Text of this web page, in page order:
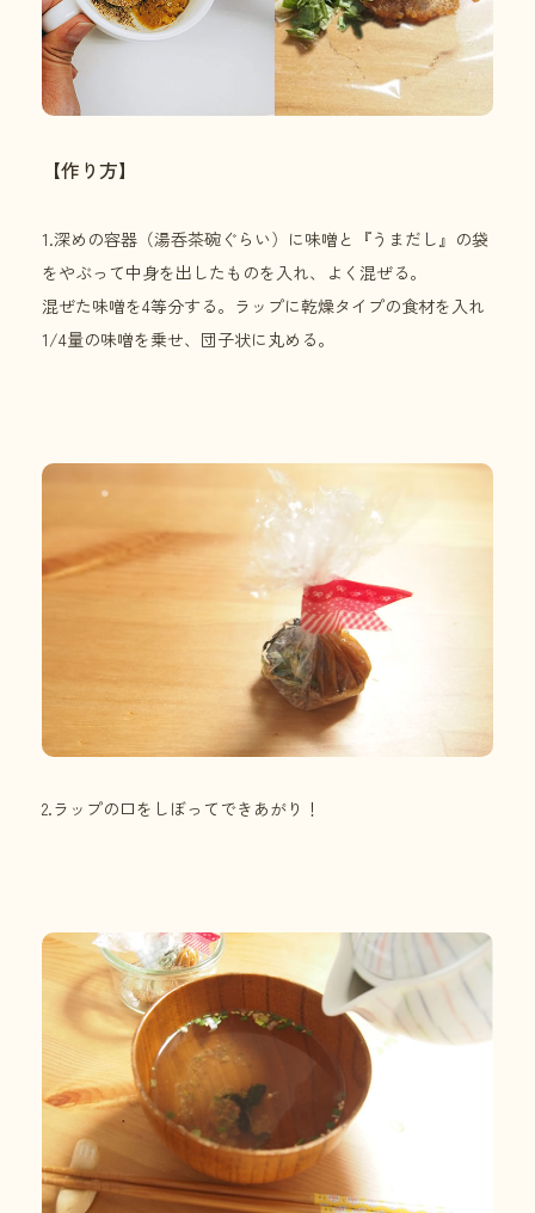
【作り方】
1.深めの容器（湯呑茶碗ぐらい）に味噌と『うまだし』の袋
をやぶって中身を出したものを入れ、よく混ぜる。
混ぜた味噌を4等分する。ラップに乾燥タイプの食材を入れ
1/4量の味噌を乗せ、団子状に丸める。
2.ラップの口をしぼってできあがり！